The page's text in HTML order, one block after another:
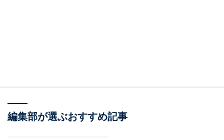
編集部が選ぶおすすめ記事